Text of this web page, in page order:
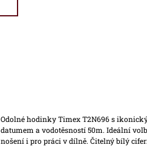
Odolné hodinky Timex T2N696 s
datumem a vodotěsností 50m. Ideální
nošení i pro práci v dílně. Čitelný bílý